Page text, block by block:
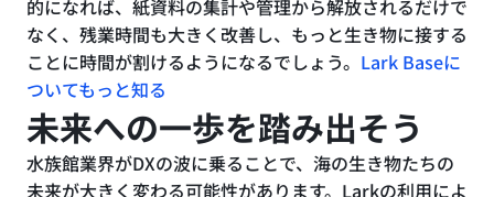
的になれば、紙資料の集計や管理から解放されるだけで
なく、残業時間も大きく改善し、もっと生き物に接する
ことに時間が割けるようになるでしょう。 Lark Baseに
ついてもっと知る
未来への一歩を踏み出そう
水族館業界がDXの波に乗ることで、海の生き物たちの
未来が大きく変わる可能性があります。Larkの利用によ